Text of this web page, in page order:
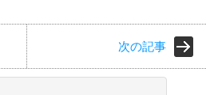
次の記事